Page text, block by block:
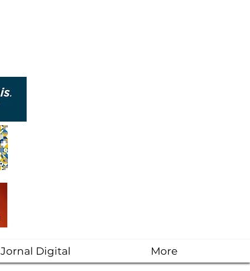
Jornal Digital More